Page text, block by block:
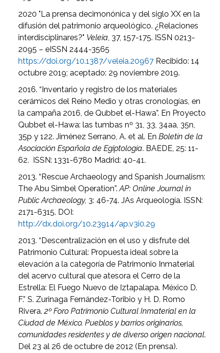
2020 "La prensa decimonónica y del siglo XX en la
difusión del patrimonio arqueológico. ¿Relaciones
interdisciplinares?" Veleia, 37, 157-175. ISSN 0213-
2095 – eISSN 2444-3565
https://doi.org/10.1387/veleia.20967 Recibido: 14
octubre 2019; aceptado: 29 noviembre 2019.
2016. “Inventario y registro de los materiales
cerámicos del Reino Medio y otras cronologías, en
la campaña 2016, de Qubbet el-Hawa”. En Proyecto
Qubbet el-Hawa: las tumbas nº 31, 33, 34aa, 35n,
35p y 122. Jiménez Serrano, A. et al. EnBoletín de la
Asociación Española de Egiptología. BAEDE, 25: 11-
62. ISSN: 1331-6780 Madrid: 40-41.
2013. “Rescue Archaeology and Spanish Journalism:
The Abu Simbel Operation”.AP: Online Journal in
Public Archaeology, 3: 46-74. JAs Arqueología. ISSN:
2171-6315. DOI:
http://dx.doi.org/10.23914/ap.v3i0.29
2013. “Descentralización en el uso y disfrute del
Patrimonio Cultural: Propuesta ideal sobre la
elevación a la categoría de Patrimonio Inmaterial
del acervo cultural que atesora el Cerro de la
Estrella: El Fuego Nuevo de Iztapalapa. México D.
F.” S. Zurinaga Fernández-Toribio y H. D. Romo
Rivera.2º Foro Patrimonio Cultural Inmaterial en la
Ciudad de México. Pueblos y barrios originarios,
comunidades residentes y de diverso origen nacional.
Del 23 al 26 de octubre de 2012 (En prensa).